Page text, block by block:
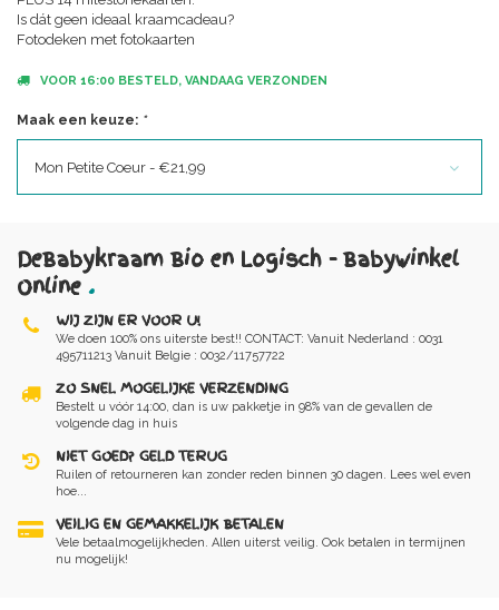
Is dát geen ideaal kraamcadeau?
Fotodeken met fotokaarten
VOOR 16:00 BESTELD, VANDAAG VERZONDEN
Maak een keuze: *
Mon Petite Coeur - €21,99
DeBabykraam Bio en Logisch - Babywinkel
Online .
WIJ ZIJN ER VOOR U!
We doen 100% ons uiterste best!! CONTACT: Vanuit Nederland : 0031
495711213 Vanuit Belgie : 0032/11757722
ZO SNEL MOGELIJKE VERZENDING
Bestelt u vóór 14:00, dan is uw pakketje in 98% van de gevallen de
volgende dag in huis
NIET GOED? GELD TERUG
Ruilen of retourneren kan zonder reden binnen 30 dagen. Lees wel even
hoe...
VEILIG EN GEMAKKELIJK BETALEN
Vele betaalmogelijkheden. Allen uiterst veilig. Ook betalen in termijnen
nu mogelijk!